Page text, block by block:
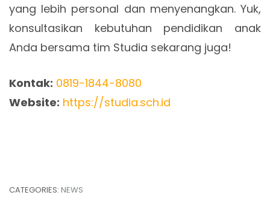
yang lebih personal dan menyenangkan. Yuk,
konsultasikan kebutuhan pendidikan anak
Anda bersama tim Studia sekarang juga!
Kontak: 0819-1844-8080
Website: https://studia.sch.id
CATEGORIES: NEWS